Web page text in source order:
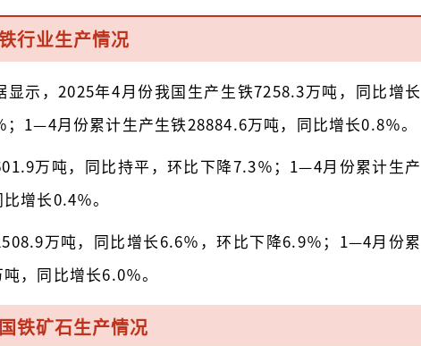
行业生产情况
显示，2025年4月份我国生产生铁7258.3万吨，同比增长
；1—4月份累计生产生铁28884.6万吨，同比增长0.8％。
万吨，同比持平，环比下降7.3％；1—4月份累计生产
增长0.4％。
万吨，同比增长6.6％，环比下降6.9％；1—4月份累
，同比增长6.0％。
铁矿石生产情况